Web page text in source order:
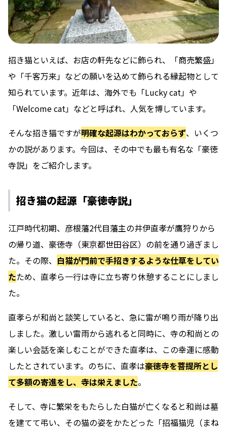
招き猫といえば、お店の軒先などに飾られ、「商売繁盛」
や「千客万来」などの願いを込めて飾られる縁起物として
知られています。近年は、海外でも「Lucky cat」や
「Welcome cat」などと呼ばれ、人気を博しています。
そんな招き猫ですが明確な起源はわかっておらず、いくつ
かの説があります。今回は、その中でも最も有名な「豪徳
寺説」をご紹介します。
招き猫の起源「豪徳寺説」
江戸時代初期、彦根藩2代目藩主の井伊直孝が鷹狩りから
の帰り道、豪徳寺（東京都世田谷区）の前を通り過ぎまし
た。その際、 白猫が門前で手招きするような仕草をしてい
たため、直孝ら一行は寺に立ち寄り休憩することにしまし
た。
直孝らが和尚と談笑していると、急に雷が鳴り雨が降り出
しました。激しい雷雨から逃れると同時に、寺の和尚との
楽しい会話を楽しむことができた直孝は、この幸運に感動
したとされています。のちに、直孝は豪徳寺を菩提所とし
て多額の寄進をし、寺は栄えました。
そして、寺に繁栄をもたらした白猫が亡くなると和尚は墓
を建てて弔い、その猫の姿をかたどった「招福猫児（まね